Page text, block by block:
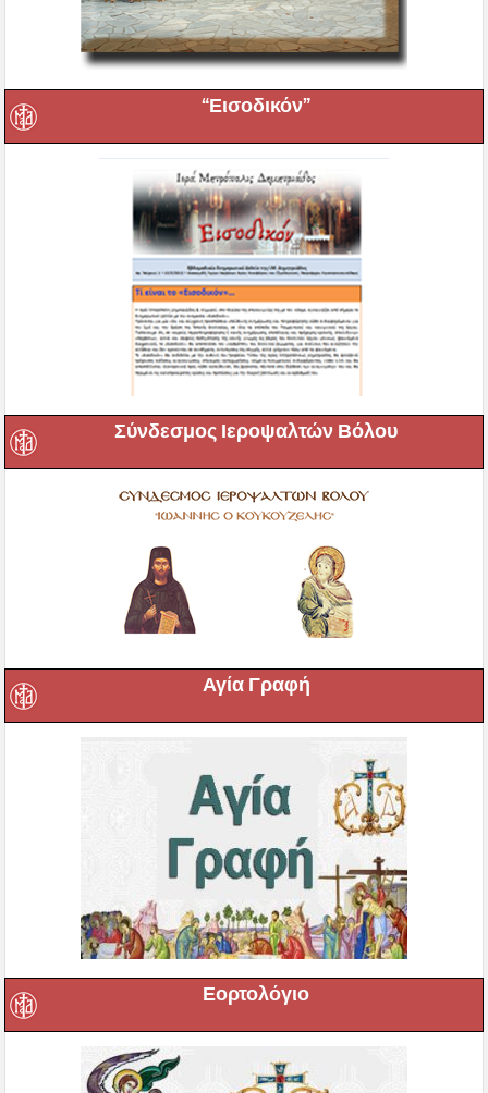
“Εισοδικόν”
Σύνδεσμος Ιεροψαλτών Βόλου
Αγία Γραφή
Εορτολόγιο